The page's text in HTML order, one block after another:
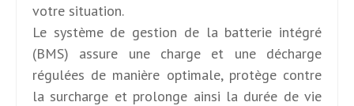
votre situation.
Le système de gestion de la batterie intégré
(BMS) assure une charge et une décharge
régulées de manière optimale, protège contre
la surcharge et prolonge ainsi la durée de vie